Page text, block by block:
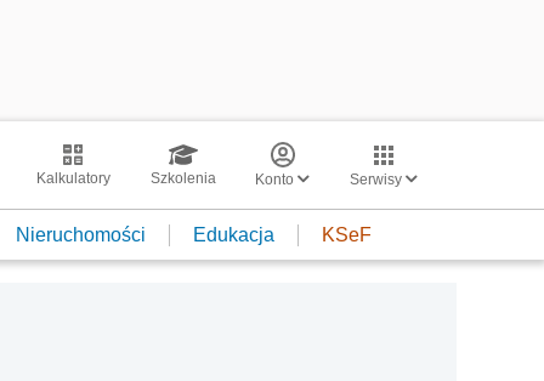
Kalkulatory Szkolenia Konto Serwisy
Nieruchomości Edukacja KSeF